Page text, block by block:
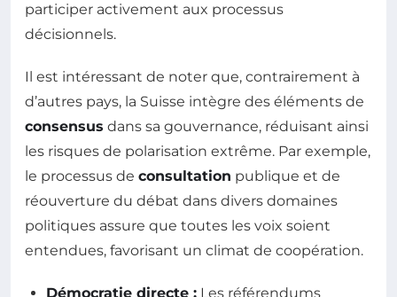
participer activement aux processus
décisionnels.
Il est intéressant de noter que, contrairement à
d’autres pays, la Suisse intègre des éléments de
consensus dans sa gouvernance, réduisant ainsi
les risques de polarisation extrême. Par exemple,
le processus de consultation publique et de
réouverture du débat dans divers domaines
politiques assure que toutes les voix soient
entendues, favorisant un climat de coopération.
Démocratie directe : Les référendums